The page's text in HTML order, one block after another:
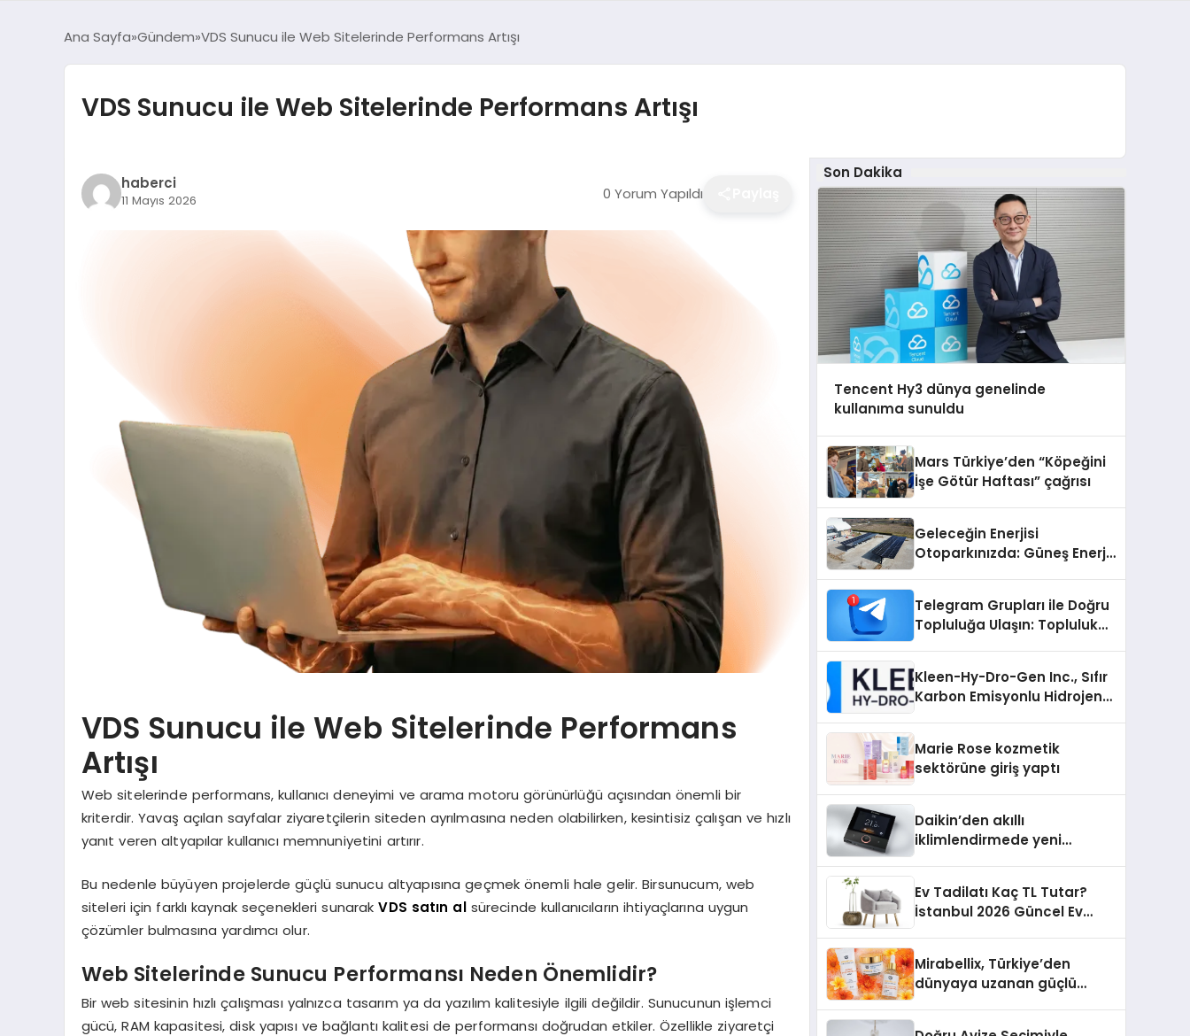
Ana Sayfa Gündem VDS Sunucu ile Web Sitelerinde Performans Artışı
VDS Sunucu ile Web Sitelerinde Performans Artışı
haberci
11 Mayıs 2026 0 Yorum Yapıldı
VDS Sunucu ile Web Sitelerinde Performans
Artışı
Web sitelerinde performans, kullanıcı deneyimi ve arama motoru görünürlüğü açısından önemli bir
kriterdir. Yavaş açılan sayfalar ziyaretçilerin siteden ayrılmasına neden olabilirken, kesintisiz çalışan ve hızlı
yanıt veren altyapılar kullanıcı memnuniyetini artırır.
Bu nedenle büyüyen projelerde güçlü sunucu altyapısına geçmek önemli hale gelir. Birsunucum, web
siteleri için farklı kaynak seçenekleri sunarakVDS satın alsürecinde kullanıcıların ihtiyaçlarına uygun
çözümler bulmasına yardımcı olur.
Web Sitelerinde Sunucu Performansı Neden Önemlidir?
Bir web sitesinin hızlı çalışması yalnızca tasarım ya da yazılım kalitesiyle ilgili değildir. Sunucunun işlemci
gücü, RAM kapasitesi, disk yapısı ve bağlantı kalitesi de performansı doğrudan etkiler. Özellikle ziyaretçi
Son Dakika
Tencent Hy3 dünya genelinde
kullanıma sunuldu
Mars Türkiye’den “Köpeğini
İşe Götür Haftası” çağrısı
Geleceğin Enerjisi
Otoparkınızda: Güneş Enerjili
Telegram Grupları ile Doğru
Topluluğa Ulaşın: Topluluk
Kleen-Hy-Dro-Gen Inc., Sıfır
Karbon Emisyonlu Hidrojen
Aldı
Marie Rose kozmetik
sektörüne giriş yaptı
Daikin’den akıllı
iklimlendirmede yeni
Ev Tadilatı Kaç TL Tutar?
İstanbul 2026 Güncel Ev
Mirabellix, Türkiye’den
dünyaya uzanan güçlü